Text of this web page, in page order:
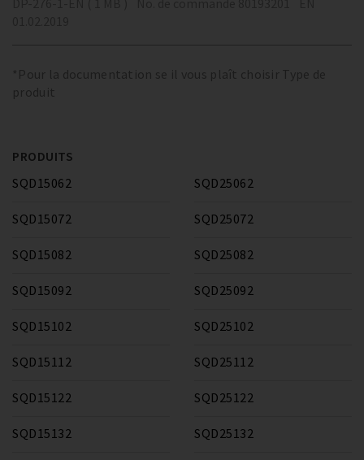
*Pour la documentation se il vous plaît choisir Type de
produit
PRODUITS
SQD15062
SQD15072
SQD15082
SQD15092
SQD15102
SQD15112
SQD15122
SQD15132
SQD25062
SQD25072
SQD25082
SQD25092
SQD25102
SQD25112
SQD25122
SQD25132